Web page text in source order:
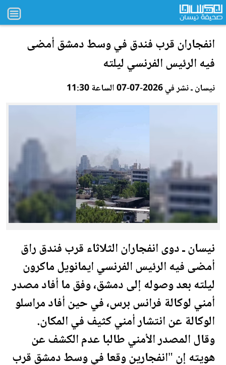
انفجاران قرب فندق في وسط دمشق أمضى
فيه الرئيس الفرنسي ليلته
نيسان ـ نشر في 2026-07-07 الساعة 11:30
نيسان ـ دوى انفجاران الثلاثاء قرب فندق راق
أمضى فيه الرئيس الفرنسي ايمانويل ماكرون
ليلته بعد وصوله إلى دمشق، وفق ما أفاد مصدر
أمني لوكالة فرانس برس، في حين أفاد مراسلو
الوكالة عن انتشار أمني كثيف في المكان.
وقال المصدر الأمني طالبا عدم الكشف عن
هويته إن "انفجارين وقعا في وسط دمشق قرب